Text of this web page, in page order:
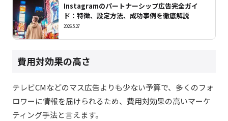
Instagramのパートナーシップ広告完全ガイ
ド：特徴、設定方法、成功事例を徹底解説
2026.5.27
費用対効果の高さ
テレビCMなどのマス広告よりも少ない予算で、多くのフォ
ロワーに情報を届けられるため、費用対効果の高いマーケ
ティング手法と言えます。